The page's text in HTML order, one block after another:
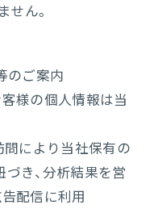
せん。
のご案内
様の個人情報は当
により当社保有の
き、分析結果を営
配信に利用